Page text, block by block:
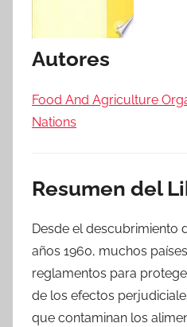
Autores
Food And Agriculture
Nations
Resumen del
Desde el descubrimiento
años 1960, muchos
reglamentos para
de los efectos
que contaminan los